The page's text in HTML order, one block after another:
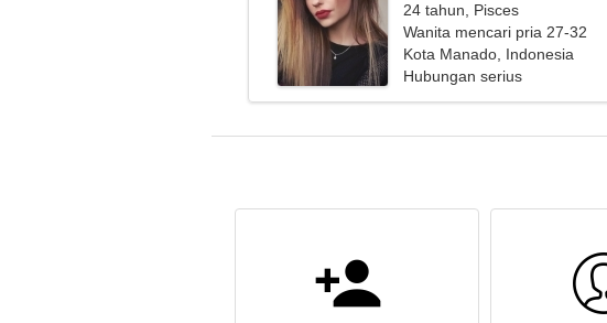
24 tahun, Pisces
Wanita mencari pria 27-32
Kota Manado, Indonesia
Hubungan serius